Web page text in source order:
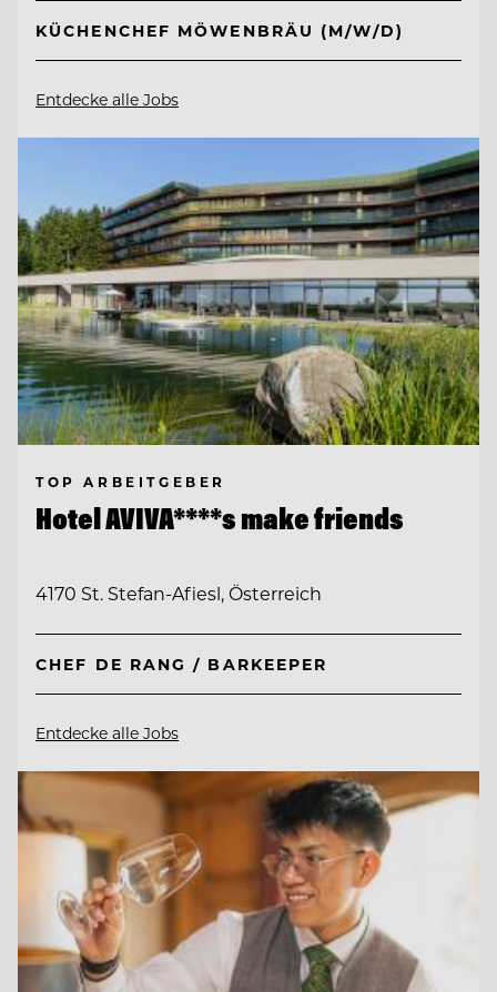
KÜCHENCHEF MÖWENBRÄU (M/W/D)
Entdecke alle Jobs
TOP ARBEITGEBER
Hotel AVIVA****s make friends
4170 St. Stefan-Afiesl, Österreich
CHEF DE RANG / BARKEEPER
Entdecke alle Jobs